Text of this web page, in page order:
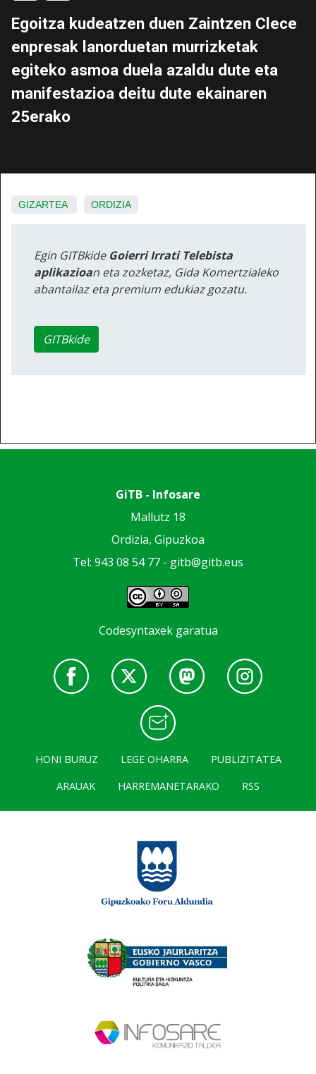
Egoitza kudeatzen duen Zaintzen Clece
enpresak lanorduetan murrizketak
egiteko asmoa duela azaldu dute eta
manifestazioa deitu dute ekainaren
25erako
GIZARTEA ORDIZIA
Egin GITBkide Goierri Irrati Telebista
aplikazioan eta zozketaz, Gida Komertzialeko
abantailaz eta premium edukiaz gozatu.
GITBkide
GiTB - Infosare
Mallutz 18
Ordizia, Gipuzkoa
Tel: 943 08 54 77 - gitb@gitb.eus
Codesyntaxek garatua
HONI BURUZ LEGE OHARRA
PUBLIZITATEA
ARAUAK
HARREMANETARAKO RSS